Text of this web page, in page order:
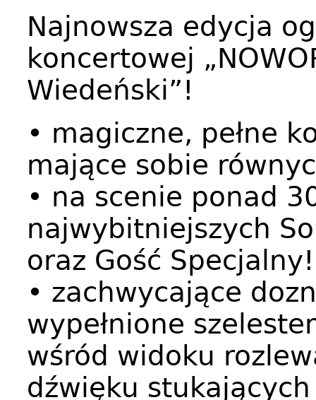
Najnowsza edycja
koncertowej
Wiedeński”!
• magiczne, pełne
mające sobie
• na scenie ponad
najwybitniejszych
oraz Gość Specjalny!
• zachwycające
wypełnione
wśród widoku
dźwięku